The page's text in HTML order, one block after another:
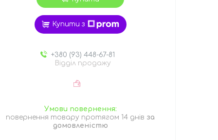
Купити з
+380 (93) 448-67-81
Відділ продажу
повернення товару протягом 14 днів за
домовленістю